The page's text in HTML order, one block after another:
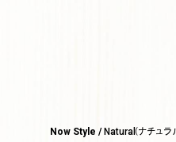
Now Style / Natural （ナチュラ